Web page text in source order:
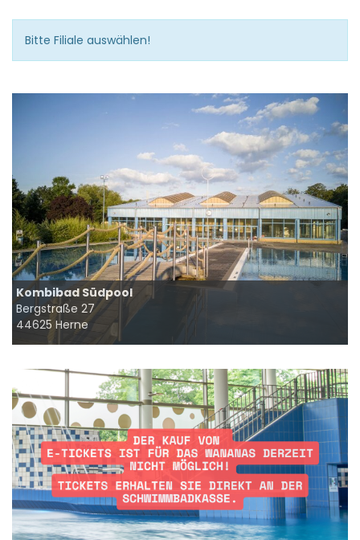
Bitte Filiale auswählen!
Kombibad Südpool
Bergstraße 27
44625 Herne